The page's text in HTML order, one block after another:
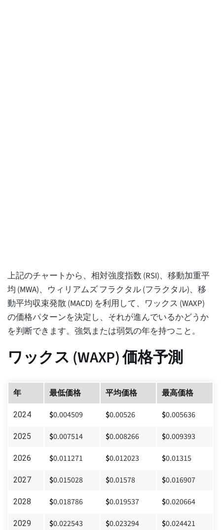
上記のチャートから、相対強度指数 (RSI)、移動加重平
均 (MWA)、ウィリアムズ フラクタル (フラクタル)、移
動平均収束発散 (MACD) を利用して、ワックス (WAXP)
の価格パターンを決定し、それが進んでいるかどうか
を判断できます。強気または弱気の年を持つこと。
ワックス (WAXP) 価格予測
年 最低価格 平均価格 最高価格
2024 $0.004509 $0.00526 $0.005636
2025 $0.007514 $0.008266 $0.009393
2026 $0.011271 $0.012023 $0.01315
2027 $0.015028 $0.01578 $0.016907
2028 $0.018786 $0.019537 $0.020664
2029 $0.022543 $0.023294 $0.024421